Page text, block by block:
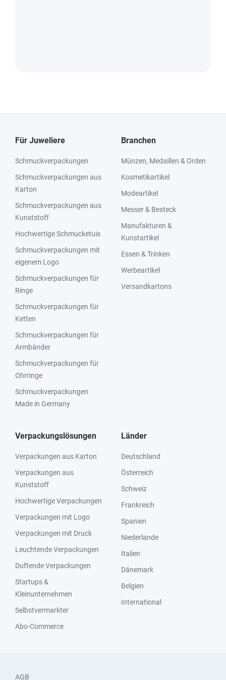
Für Juweliere
Schmuckverpackungen
Schmuckverpackungen aus
Karton
Schmuckverpackungen aus
Kunststoff
Hochwertige Schmucketuis
Schmuckverpackungen mit
eigenem Logo
Schmuckverpackungen für
Ringe
Schmuckverpackungen für
Ketten
Schmuckverpackungen für
Armbänder
Schmuckverpackungen für
Ohrringe
Schmuckverpackungen
Made in Germany
Branchen
Münzen, Medaillen & Orden
Kosmetikartikel
Modeartikel
Messer & Besteck
Manufakturen &
Kunstartikel
Essen & Trinken
Werbeartikel
Versandkartons
Verpackungslösungen
Verpackungen aus Karton
Verpackungen aus
Kunststoff
Hochwertige Verpackungen
Verpackungen mit Logo
Verpackungen mit Druck
Leuchtende Verpackungen
Duftende Verpackungen
Startups &
Kleinunternehmen
Selbstvermarkter
Abo-Commerce
Länder
Deutschland
Österreich
Schweiz
Frankreich
Spanien
Niederlande
Italien
Dänemark
Belgien
International
AGB